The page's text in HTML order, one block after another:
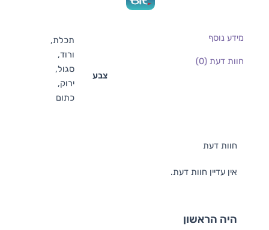
מידע נוסף
חוות דעת (0)
צבע
תכלת,
ורוד,
סגול,
ירוק,
כתום
חוות דעת
אין עדיין חוות דעת.
היה הראשון